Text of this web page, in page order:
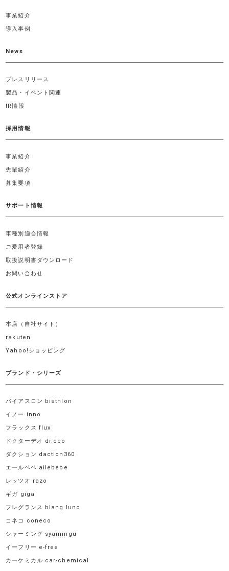
事業紹介
導入事例
News
プレスリリース
製品・イベント関連
IR情報
採用情報
事業紹介
先輩紹介
募集要項
サポート情報
車種別適合情報
ご愛用者登録
取扱説明書ダウンロード
お問い合わせ
公式オンラインストア
本店（自社サイト）
rakuten
Yahoo!ショッピング
ブランド・シリーズ
バイアスロン biathlon
イノー inno
フラックス flux
ドクターデオ dr.deo
ダクション daction360
エールベベ ailebebe
レッツオ razo
ギガ giga
フレグランス blang luno
コネコ coneco
シャーミング syamingu
イーフリー e-free
カーケミカル car-chemical